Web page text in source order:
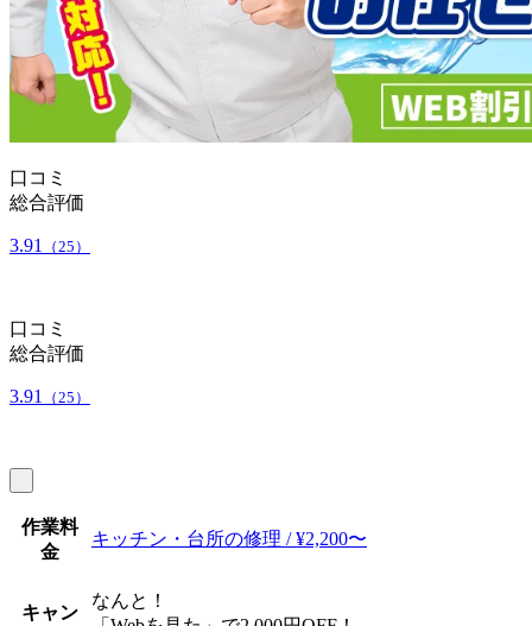
口コミ
総合評価
3.91 （25）
口コミ
総合評価
3.91 （25）
作業料
金
キッチン・台所の修理 / ¥2,200〜
キャン
なんと！